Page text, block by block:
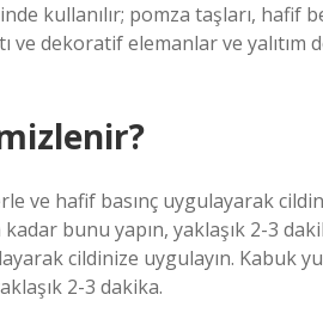
kullanılır; pomza taşları, hafif
ve dekoratif elemanlar ve yalıtım
ve hafif basınç uygulayarak
bunu yapın, yaklaşık 2-3
cildinize uygulayın. Kabuk
2-3 dakika.